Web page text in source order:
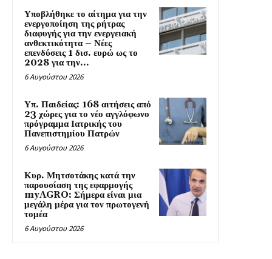
Υποβλήθηκε το αίτημα για την
ενεργοποίηση της ρήτρας
διαφυγής για την ενεργειακή
ανθεκτικότητα – Νέες
επενδύσεις 1 δισ. ευρώ ως το
2028 για την...
6 Αυγούστου 2026
Υπ. Παιδείας: 168 αιτήσεις από
23 χώρες για το νέο αγγλόφωνο
πρόγραμμα Ιατρικής του
Πανεπιστημίου Πατρών
6 Αυγούστου 2026
Κυρ. Μητσοτάκης κατά την
παρουσίαση της εφαρμογής
myAGRO: Σήμερα είναι μια
μεγάλη μέρα για τον πρωτογενή
τομέα
6 Αυγούστου 2026